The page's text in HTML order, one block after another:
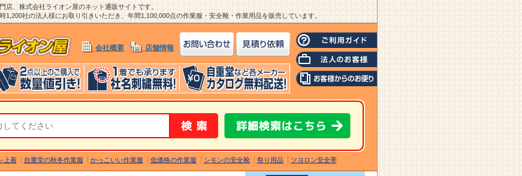
店、株式会社ライオン屋のネット通販サイトです。
1,200社の法人様にお取り引きいただき、年間1,100,000点の作業服・安全靴・作業用品を販売しています。
会社概要 店舗情報
上着 自重堂の秋冬作業服 かっこいい作業服 低価格の作業服 シモンの安全靴 祭り用品 ツヨロン安全帯